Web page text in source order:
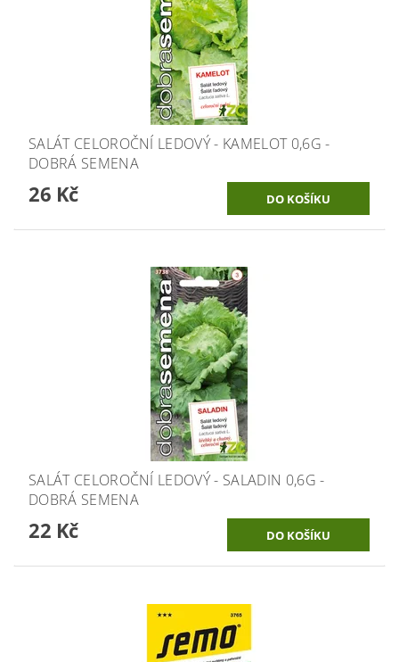
SALÁT CELOROČNÍ LEDOVÝ - KAMELOT 0,6G -
DOBRÁ SEMENA
26 Kč
SALÁT CELOROČNÍ LEDOVÝ - SALADIN 0,6G -
DOBRÁ SEMENA
22 Kč